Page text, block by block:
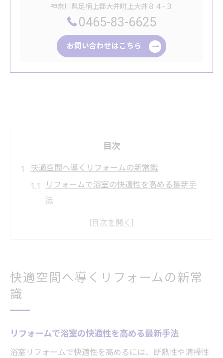
神奈川県足柄上郡大井町上大井８４−３
0465-83-6625
お問い合わせはこちら
目次
快適空間へ導くリフォームの新常識
リフォームで浴室の快適性を高める最新手
法
システムバス導入が暮らしに与える変化を
浴室リフォームのポイントと注意点を整理
体験
システムバス選びで暮らしが変わる理由
快適空間へ導くリフォームの新常
識
リフォームで浴室の快適性を高める最新手法
浴室リフォームで快適性を高めるには、断熱性や清掃性